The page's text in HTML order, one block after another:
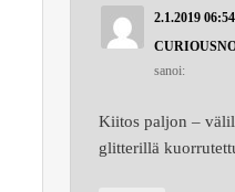
2.1.2019 06:54
sanoi:
Kiitos paljon –
glitterillä